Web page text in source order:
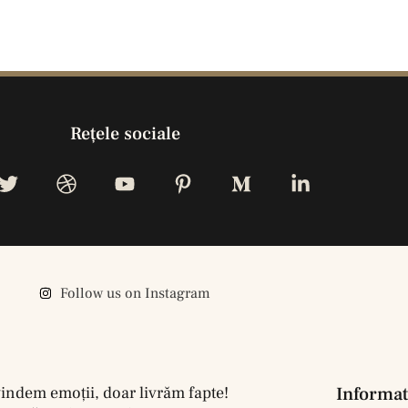
Reţele sociale
Follow us on Instagram
emoţii, doar livrăm fapte!